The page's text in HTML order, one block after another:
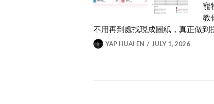
寵
教
不用再到處找現成圖紙，真正做到
YAP HUAI EN JULY 1, 2026